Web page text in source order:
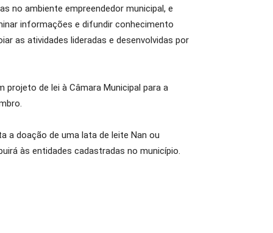
no ambiente empreendedor municipal, e
informações e difundir conhecimento
as atividades lideradas e desenvolvidas por
de lei à Câmara Municipal para a
a doação de uma lata de leite Nan ou
às entidades cadastradas no município.